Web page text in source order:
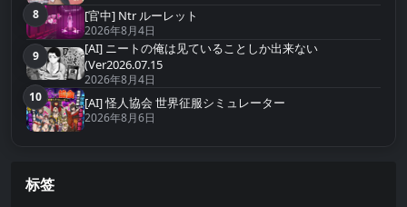
第8名
8 [官中] Ntr ルーレット
2026年8月4日
第9名
9
[AI] ニートの俺は见ていることしか出来ない
(Ver2026.07.15
2026年8月4日
第10名
10 [AI] 怪人協会 世界征服シミュレーター
2026年8月6日
标签